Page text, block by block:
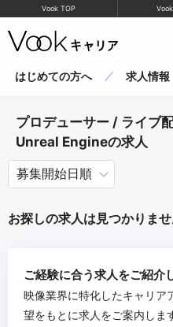
Vook TOP
はじめての方へ 求人情報
プロデューサー / ライブ
Unreal Engineの求人
お探しの求人は見つかりませ
ご経験に合う求人をご紹介
映像業界に特化したキャリア
望をもとに求人をご案内しま